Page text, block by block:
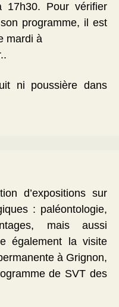
17h30. Pour vérifier
son programme, il est
mardi à
ni poussière dans
d’expositions sur
: paléontologie,
mais aussi
également la visite
à Grignon,
de SVT des